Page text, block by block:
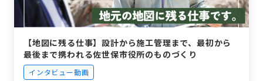
【地図に残る仕事】設計から施工管理まで、最初から
最後まで携われる佐世保市役所のものづくり
インタビュー動画